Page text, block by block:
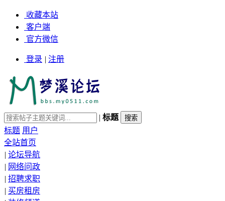
收藏本站
客户端
官方微信
登录 | 注册
| 标题
标题 用户
全站首页
| 论坛导航
| 网络问政
| 招聘求职
| 买房租房